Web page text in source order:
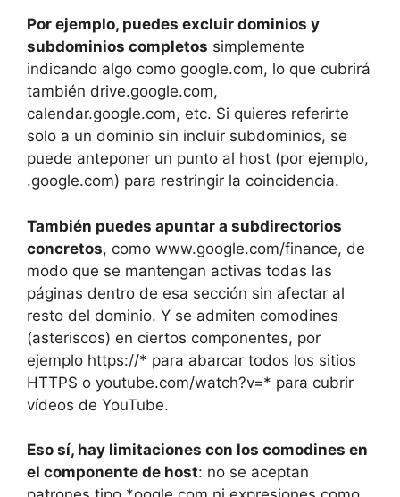
Por ejemplo, puedes excluir dominios y
subdominios completos simplemente
indicando algo como google.com, lo que cubrirá
también drive.google.com,
calendar.google.com, etc. Si quieres referirte
solo a un dominio sin incluir subdominios, se
puede anteponer un punto al host (por ejemplo,
.google.com) para restringir la coincidencia.
También puedes apuntar a subdirectorios
concretos, como www.google.com/finance, de
modo que se mantengan activas todas las
páginas dentro de esa sección sin afectar al
resto del dominio. Y se admiten comodines
(asteriscos) en ciertos componentes, por
ejemplo https://* para abarcar todos los sitios
HTTPS o youtube.com/watch?v=* para cubrir
vídeos de YouTube.
Eso sí, hay limitaciones con los comodines en
el componente de host: no se aceptan